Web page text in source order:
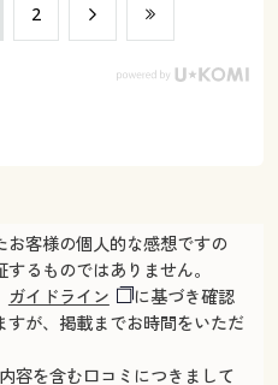
​2
客様の個人的な感想ですの
るものではありません。
ガイドライン
に基づき確認
すが、掲載までお時間をいただ
容を含む口コミにつきまして